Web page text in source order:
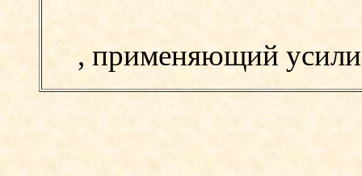
, применяющий